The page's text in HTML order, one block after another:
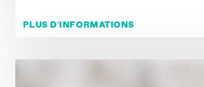
PLUS D'INFORMATIONS